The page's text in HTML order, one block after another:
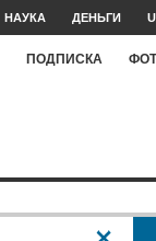
НАУКА ДЕНЬГИ
ПОДПИСКА